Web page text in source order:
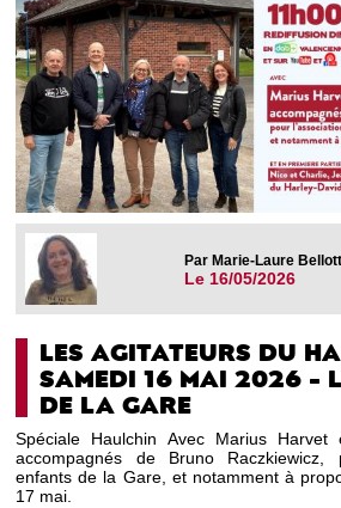
Par Marie-Laure
Le 16/05/2026
LES AGITATEURS DU
SAMEDI 16 MAI 2026 -
DE LA GARE
Spéciale Haulchin Avec Marius Harvet
accompagnés de Bruno Raczkiewicz,
enfants de la Gare, et notamment à
17 mai.